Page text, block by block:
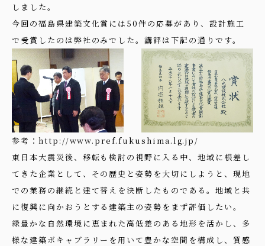
しました。
今回の福島県建築文化賞には50件の応募があり、設計施工
で受賞したのは弊社のみでした。講評は下記の通りです。
参考： http://www.pref.fukushima.lg.jp/
東日本大震災後、移転も検討の視野に入る中、地域に根差し
てきた企業として、その歴史と姿勢を大切にしようと、現地
での業務の継続と建て替えを決断したものである。地域と共
に復興に向かおうとする建築主の姿勢をまず評価したい。
緑豊かな自然環境に恵まれた高低差のある地形を活かし、多
様な建築ボキャブラリーを用いて豊かな空間を構成し、質感